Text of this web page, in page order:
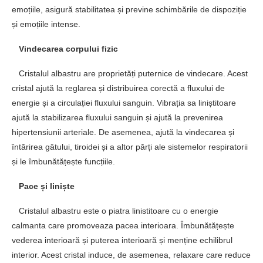
emoțiile, asigură stabilitatea și previne schimbările de dispoziție
și emoțiile intense.
Vindecarea corpului fizic
Cristalul albastru are proprietăți puternice de vindecare. Acest
cristal ajută la reglarea și distribuirea corectă a fluxului de
energie și a circulației fluxului sanguin. Vibrația sa liniștitoare
ajută la stabilizarea fluxului sanguin și ajută la prevenirea
hipertensiunii arteriale. De asemenea, ajută la vindecarea și
întărirea gâtului, tiroidei și a altor părți ale sistemelor respiratorii
și le îmbunătățește funcțiile.
Pace și liniște
Cristalul albastru este o piatra linistitoare cu o energie
calmanta care promoveaza pacea interioara. Îmbunătățește
vederea interioară și puterea interioară și menține echilibrul
interior. Acest cristal induce, de asemenea, relaxare care reduce